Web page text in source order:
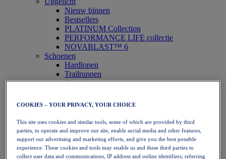
Nieuw binnen
Bestsellers
PLATINUM Collection
PERFORMANCE LIFE collectie
NOVABLAST™ 6
Schoenen
Hardlopen
Trailrunnen
Tennis
Handbal
Netbal
SportStyle
Bovenkleding
Sport-bh's
Tanktops
COOKIES – YOUR PRIVACY, YOUR CHOICE
This site uses cookies and similar tools, some of which are provided by third
parties, to operate and improve our site, enable social media and other features,
support our advertising and marketing efforts, and give you the best possible
experience. These cookies and tools may enable us and these third parties to
collect user data and communications, IP address and online identifiers, referring